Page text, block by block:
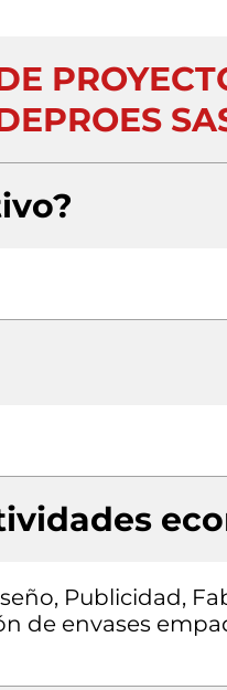
Publicidad,
de envases